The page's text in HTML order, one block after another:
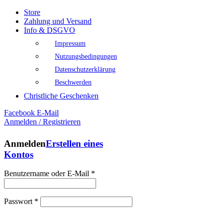
Store
Zahlung und Versand
Info & DSGVO
Impressum
Nutzungsbedingungen
Datenschutzerklärung
Beschwerden
Christliche Geschenken
Facebook E-Mail
Anmelden / Registrieren
AnmeldenErstellen eines
Kontos
Benutzername oder E-Mail *
Passwort *